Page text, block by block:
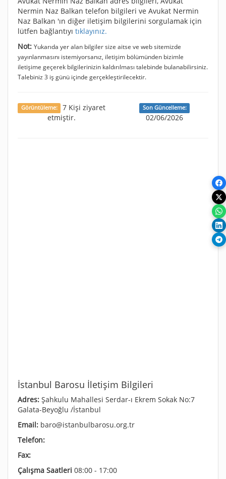
Nermin Naz Balkan telefon bilgileri ve Avukat Nermin
Naz Balkan 'ın diğer iletişim bilgilerini sorgulamak için
lütfen bağlantıyı tıklayınız.
Not: Yukarıda yer alan bilgiler size aitse ve web sitemizde
yayınlanmasını istemiyorsanız, iletişim bölümünden bizimle
iletişime geçerek bilgilerinizin kaldırılması talebinde bulanabilirsiniz.
Talebiniz 3 iş günü içinde gerçekleştirilecektir.
Görüntüleme: 7 Kişi ziyaret
etmiştir.
Son Güncelleme:
02/06/2026
İstanbul Barosu İletişim Bilgileri
Adres: Şahkulu Mahallesi Serdar-ı Ekrem Sokak No:7
Galata-Beyoğlu /İstanbul
Email: baro@istanbulbarosu.org.tr
Telefon:
Fax:
Çalışma Saatleri 08:00 - 17:00